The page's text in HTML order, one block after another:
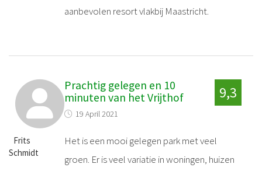
aanbevolen resort vlakbij Maastricht.
Frits
Schmidt
Prachtig gelegen en 10
minuten van het Vrijthof
19 April 2021
9,3
Het is een mooi gelegen park met veel
groen. Er is veel variatie in woningen, huizen